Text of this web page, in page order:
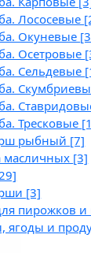
Лососевые
Окуневые
Осетровые
Сельдевые
Тресковые
рыбный [7]
масличных [3]
[3]
пирожков и
ягоды и